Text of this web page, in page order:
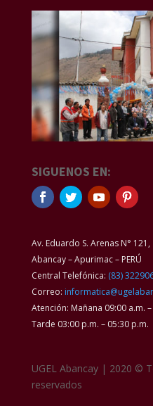
SIGUENOS EN:
Av. Eduardo S. Arenas N° 121,
Abancay – Apurimac – PERÚ
Central Telefónica: (83)
Correo:
Atención: Mañana 09:00 a.m.
Tarde 03:00 p.m. – 05:30 p.m.
UGEL Abancay | 2020 ©
reservados